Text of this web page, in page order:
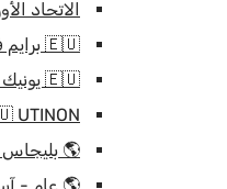
الاتحاد
🇪🇺 برايم فارما
🇪🇺 يونيك فارما
UTINON
🌎 بليجاس